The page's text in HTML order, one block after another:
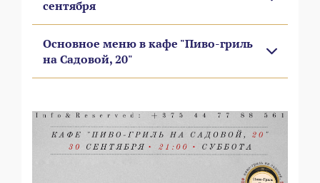
сентября
Основное меню в кафе "Пиво-гриль
на Садовой, 20"